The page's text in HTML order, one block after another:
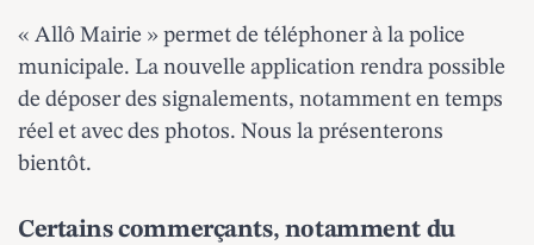
« Allô Mairie » permet de téléphoner à la police
municipale. La nouvelle application rendra possible
de déposer des signalements, notamment en temps
réel et avec des photos. Nous la présenterons
bientôt.
Certains commerçants, notamment du